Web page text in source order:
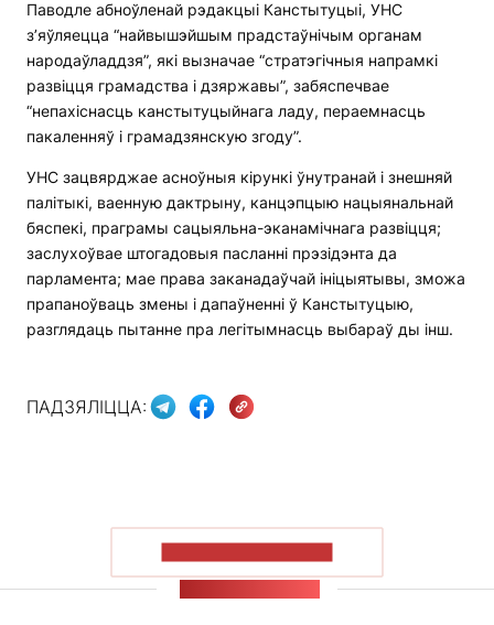
Паводле абноўленай рэдакцыі Канстытуцыі, УНС
з’яўляецца “найвышэйшым прадстаўнічым органам
народаўладдзя”, які вызначае “стратэгічныя напрамкі
развіцця грамадства і дзяржавы”, забяспечвае
“непахіснасць канстытуцыйнага ладу, пераемнасць
пакаленняў і грамадзянскую згоду”.
УНС зацвярджае асноўныя кірункі ўнутранай і знешняй
палітыкі, ваенную дактрыну, канцэпцыю нацыянальнай
бяспекі, праграмы сацыяльна-эканамічнага развіцця;
заслухоўвае штогадовыя пасланні прэзідэнта да
парламента; мае права заканадаўчай ініцыятывы, зможа
прапаноўваць змены і дапаўненні ў Канстытуцыю,
разглядаць пытанне пра легітымнасць выбараў ды інш.
ПАДЗЯЛІЦЦА: